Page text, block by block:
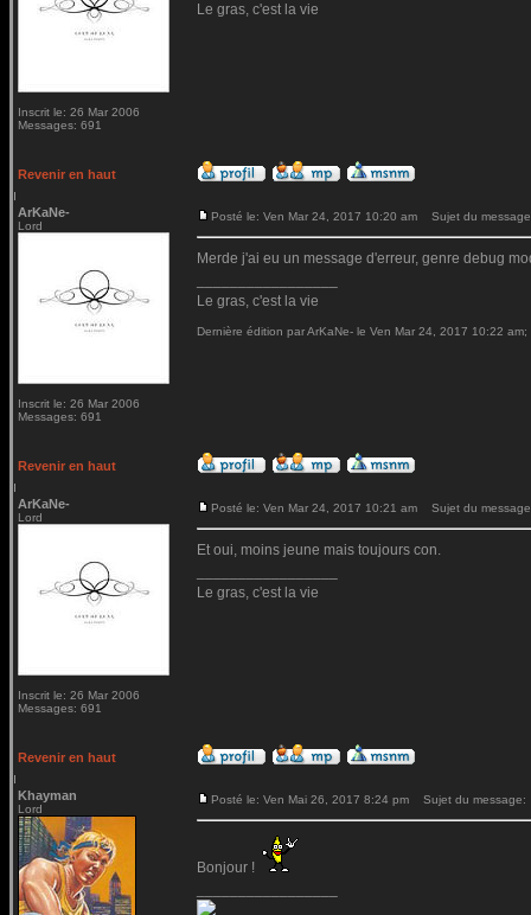
Inscrit le: 26 Mar 2006
Messages: 691
Le gras, c'est la vie
Revenir en haut
ArKaNe-
Lord
Inscrit le: 26 Mar 2006
Messages: 691
Posté le: Ven Mar 24, 2017 10:20 am Sujet du
Merde j'ai eu un message d'erreur, genre debug
Le gras, c'est la vie
Dernière édition par ArKaNe- le Ven Mar 24, 2017 10:22
Revenir en haut
ArKaNe-
Lord
Inscrit le: 26 Mar 2006
Messages: 691
Posté le: Ven Mar 24, 2017 10:21 am Sujet du
Et oui, moins jeune mais toujours con.
Le gras, c'est la vie
Revenir en haut
Khayman
Lord
Posté le: Ven Mai 26, 2017 8:24 pm Sujet du message:
Bonjour !